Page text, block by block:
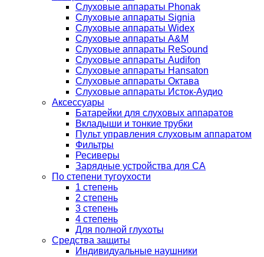
Слуховые аппараты Phonak
Слуховые аппараты Signia
Слуховые аппараты Widex
Слуховые аппараты A&M
Слуховые аппараты ReSound
Слуховые аппараты Audifon
Слуховые аппараты Hansaton
Слуховые аппараты Октава
Слуховые аппараты Исток-Аудио
Аксессуары
Батарейки для слуховых аппаратов
Вкладыши и тонкие трубки
Пульт управления слуховым аппаратом
Фильтры
Ресиверы
Зарядные устройства для СА
По степени тугоухости
1 степень
2 степень
3 степень
4 степень
Для полной глухоты
Средства защиты
Индивидуальные наушники